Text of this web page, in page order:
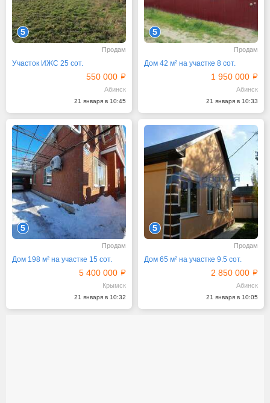
5
Продам
Участок ИЖС 25 сот.
550 000
Абинск
21 января в 10:45
5
Продам
Дом 42 м² на участке 8 сот.
1 950 000
Абинск
21 января в 10:33
5
Продам
Дом 198 м² на участке 15 сот.
5 400 000
Крымск
21 января в 10:32
5
Продам
Дом 65 м² на участке 9.5 сот.
2 850 000
Абинск
21 января в 10:05